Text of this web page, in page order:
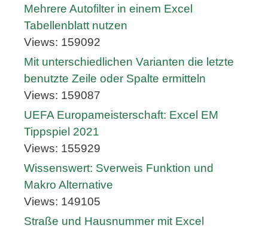
Mehrere Autofilter in einem Excel
Tabellenblatt nutzen
Views: 159092
Mit unterschiedlichen Varianten die letzte
benutzte Zeile oder Spalte ermitteln
Views: 159087
UEFA Europameisterschaft: Excel EM
Tippspiel 2021
Views: 155929
Wissenswert: Sverweis Funktion und
Makro Alternative
Views: 149105
Straße und Hausnummer mit Excel